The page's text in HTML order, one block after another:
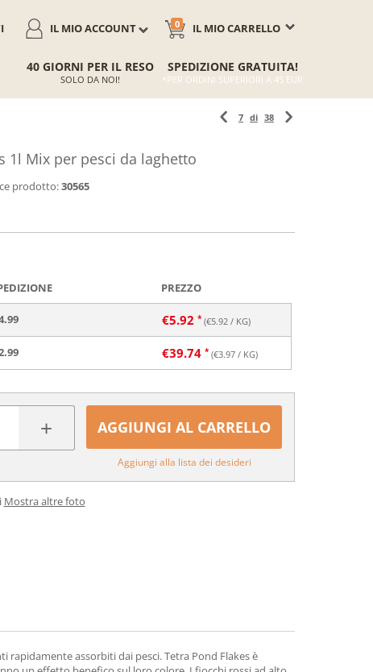
IL MIO CARRELLO
0
IL MIO ACCOUNT
40 GIORNI PER IL RESO
SOLO DA NOI!
SPEDIZIONE GRATUITA!
*PER ORDINI SUPERIORI A 45 EUR
7 di 38
1l Mix per pesci da laghetto
prodotto:30565
PREZZO
€5.92 (€5.92/ KG)
€39.74 (€3.97/ KG)
+ AGGIUNGI AL CARRELLO
Aggiungi alla lista dei desideri
Mostra altre foto
rapidamente assorbiti dai pesci. Tetra Pond Flakes è